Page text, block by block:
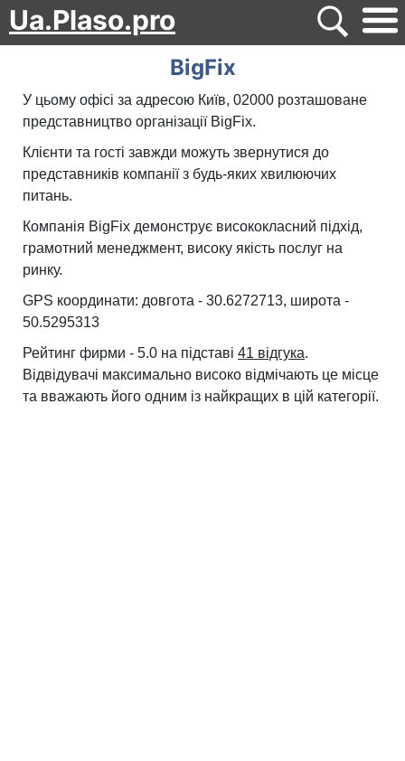
Ua.Plaso.pro
BigFix
У цьому офісі за адресою Київ, 02000 розташоване
представництво організації BigFix.
Клієнти та гості завжди можуть звернутися до
представників компанії з будь-яких хвилюючих
питань.
Компанія BigFix демонструє висококласний підхід,
грамотний менеджмент, високу якість послуг на
ринку.
GPS координати: довгота - 30.6272713, широта -
50.5295313
Рейтинг фирми - 5.0 на підставі 41 відгука.
Відвідувачі максимально високо відмічають це місце
та вважають його одним із найкращих в цій категорії.